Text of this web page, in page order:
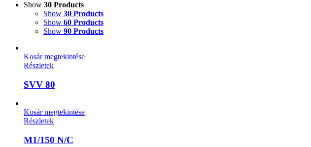
Show 30 Products
Show 30 Products
Show 60 Products
Show 90 Products
Kosár megtekintése
Részletek
SVV 80
Kosár megtekintése
Részletek
M1/150 N/C